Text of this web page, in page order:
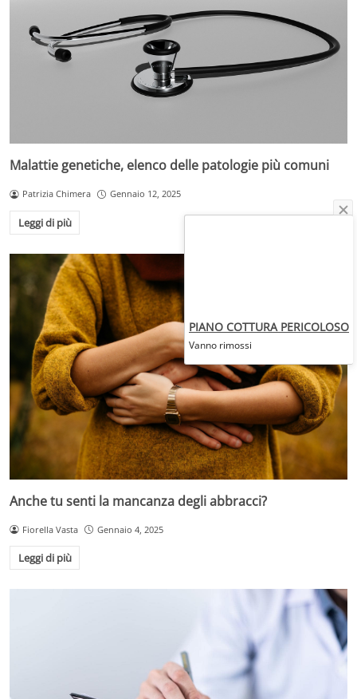
Malattie genetiche, elenco delle patologie più comuni
Patrizia Chimera Gennaio 12, 2025
Leggi di più
Anche tu senti la mancanza degli abbracci?
Fiorella Vasta Gennaio 4, 2025
Leggi di più
PIANO COTTURA PERICOLOSO
Vanno rimossi